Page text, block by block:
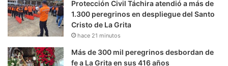
Protección Civil Táchira atendió a más de
1.300 peregrinos en despliegue del Santo
Cristo de La Grita
hace 21 minutos
Más de 300 mil peregrinos desbordan de
fe a La Grita en sus 416 años